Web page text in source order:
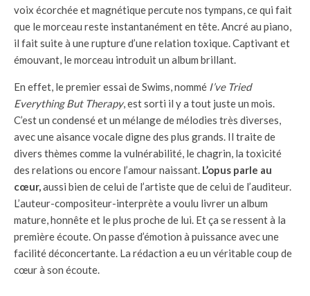
voix écorchée et magnétique percute nos tympans, ce qui fait
que le morceau reste instantanément en tête. Ancré au piano,
il fait suite à une rupture d’une relation toxique. Captivant et
émouvant, le morceau introduit un album brillant.
En effet, le premier essai de Swims, nommé I’ve Tried
Everything But Therapy, est sorti il y a tout juste un mois.
C’est un condensé et un mélange de mélodies très diverses,
avec une aisance vocale digne des plus grands. Il traite de
divers thèmes comme la vulnérabilité, le chagrin, la toxicité
des relations ou encore l’amour naissant. L’opus parle au
cœur,aussi bien de celui de l’artiste que de celui de l’auditeur.
L’auteur-compositeur-interprète a voulu livrer un album
mature, honnête et le plus proche de lui. Et ça se ressent à la
première écoute. On passe d’émotion à puissance avec une
facilité déconcertante. La rédaction a eu un véritable coup de
cœur à son écoute.